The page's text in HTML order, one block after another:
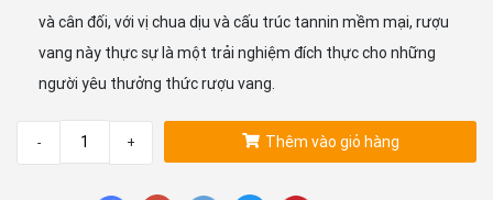
và cân đối, với vị chua dịu và cấu trúc tannin mềm mại, rượu
vang này thực sự là một trải nghiệm đích thực cho những
người yêu thưởng thức rượu vang.
- + Thêm vào giỏ hàng